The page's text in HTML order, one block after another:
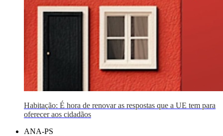
Habitação: É hora de renovar as respostas que a UE tem para
oferecer aos cidadãos
ANA-PS